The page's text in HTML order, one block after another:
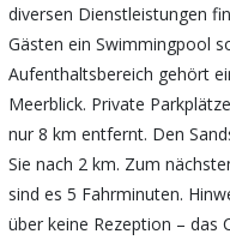
diversen Dienstleistungen
Gästen ein Swimmingpool
Aufenthaltsbereich gehört
Meerblick. Private
nur 8 km entfernt. Den
Sie nach 2 km. Zum
sind es 5 Fahrminuten.
über keine Rezeption – das